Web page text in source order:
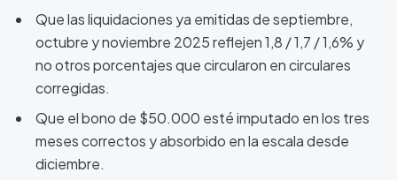
Que las liquidaciones ya emitidas de septiembre,
octubre y noviembre 2025 reflejen 1,8 / 1,7 / 1,6% y
no otros porcentajes que circularon en circulares
corregidas.
Que el bono de $50.000 esté imputado en los tres
meses correctos y absorbido en la escala desde
diciembre.